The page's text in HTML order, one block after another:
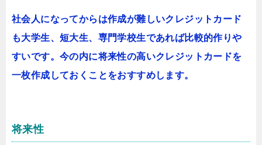
社会人になってからは作成が難しいクレジットカード
も大学生、短大生、専門学校生であれば比較的作りや
すいです。今の内に将来性の高いクレジットカードを
一枚作成しておくことをおすすめします。
将来性